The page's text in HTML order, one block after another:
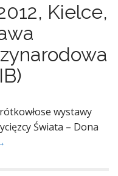
Kielce,
wystawy
Świata – Dona